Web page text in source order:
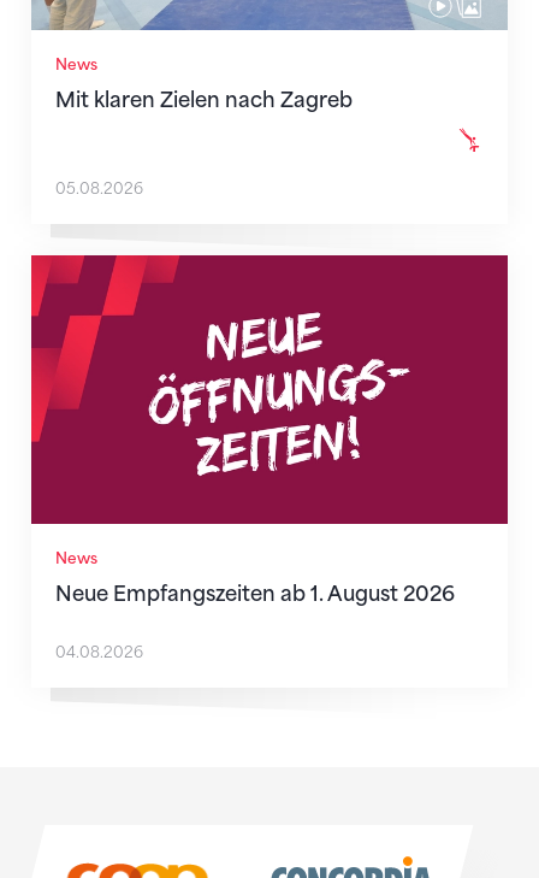
News
Mit klaren Zielen nach Zagreb
05.08.2026
News
Neue Empfangszeiten ab 1. August 2026
Neue Empfangszeiten ab 1. August 2026
04.08.2026